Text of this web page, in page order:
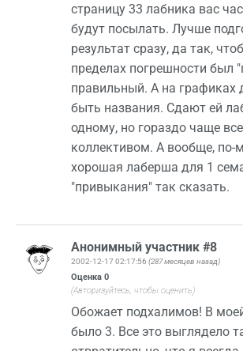
страницу 33 лабника вас
будут посылать. Лучше
результат сразу, да так,
пределах погрешности был
правильный. А на графиках
быть названия. Сдают ей
одному, но гораздо чаще
коллективом. А вообще, по-
хорошая лаберша для 1
"привыкания" так сказать.
Анонимный участник #8
2002-12-17 02:17:56 (287 месяцев назад)
Оценка 0
(Авторизуйтесь, чтобы оценить)
Обожает подхалимов! В
было 3. Все это выглядело